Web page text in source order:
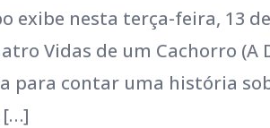
exibe nesta terça-feira, 13
Vidas de um Cachorro (A
para contar uma história
[…]